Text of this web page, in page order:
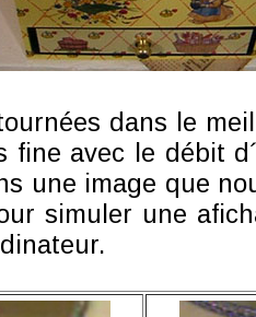
dans le
fine avec le débit
une image que
simuler une